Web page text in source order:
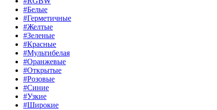
#Белые
#Герметичные
#Желтые
#Зеленые
#Красные
#Мультибелая
#Оранжевые
#Открытые
#Розовые
#Синие
#Узкие
#Широкие